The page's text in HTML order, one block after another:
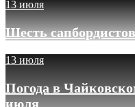
13 июля
Шесть
13 июля
Погода в
июля